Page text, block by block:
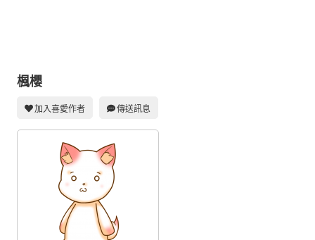
攤位轉讓區
會員功能選單
會員中心
註冊會員
登入
楓櫻
加入喜愛作者 傳送訊息